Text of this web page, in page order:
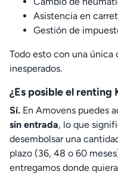
Asistencia en
Gestión de
Todo esto con una única
inesperados.
¿Es posible el renting
Sí. En Amovens puedes
sin entrada, lo que
desembolsar una
plazo (36, 48 o 60
entregamos donde